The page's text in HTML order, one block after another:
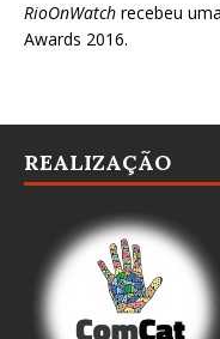
RioOnWatch recebeu
Awards 2016.
REALIZAÇÃO